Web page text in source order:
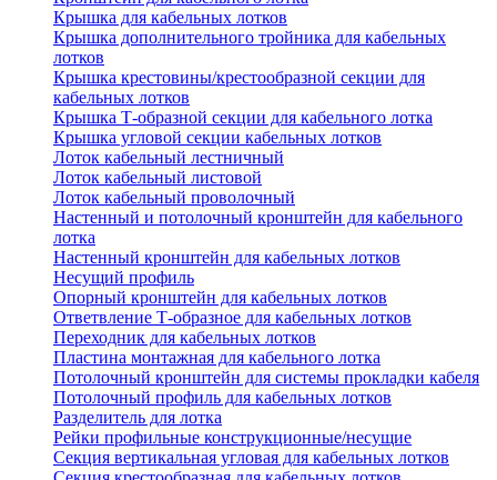
Крышка для кабельных лотков
Крышка дополнительного тройника для кабельных
лотков
Крышка крестовины/крестообразной секции для
кабельных лотков
Крышка Т-образной секции для кабельного лотка
Крышка угловой секции кабельных лотков
Лоток кабельный лестничный
Лоток кабельный листовой
Лоток кабельный проволочный
Настенный и потолочный кронштейн для кабельного
лотка
Настенный кронштейн для кабельных лотков
Несущий профиль
Опорный кронштейн для кабельных лотков
Ответвление Т-образное для кабельных лотков
Переходник для кабельных лотков
Пластина монтажная для кабельного лотка
Потолочный кронштейн для системы прокладки кабеля
Потолочный профиль для кабельных лотков
Разделитель для лотка
Рейки профильные конструкционные/несущие
Секция вертикальная угловая для кабельных лотков